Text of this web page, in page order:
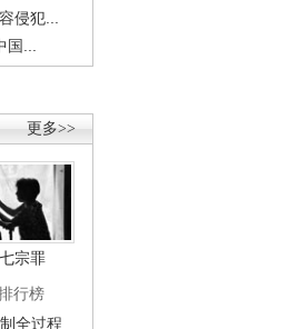
侵犯...
...
更多>>
宗罪
行榜
全过程